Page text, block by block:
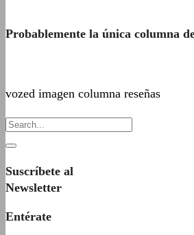
Probablemente la única columna
vozed imagen columna reseñas
Suscríbete al
Newsletter
Entérate